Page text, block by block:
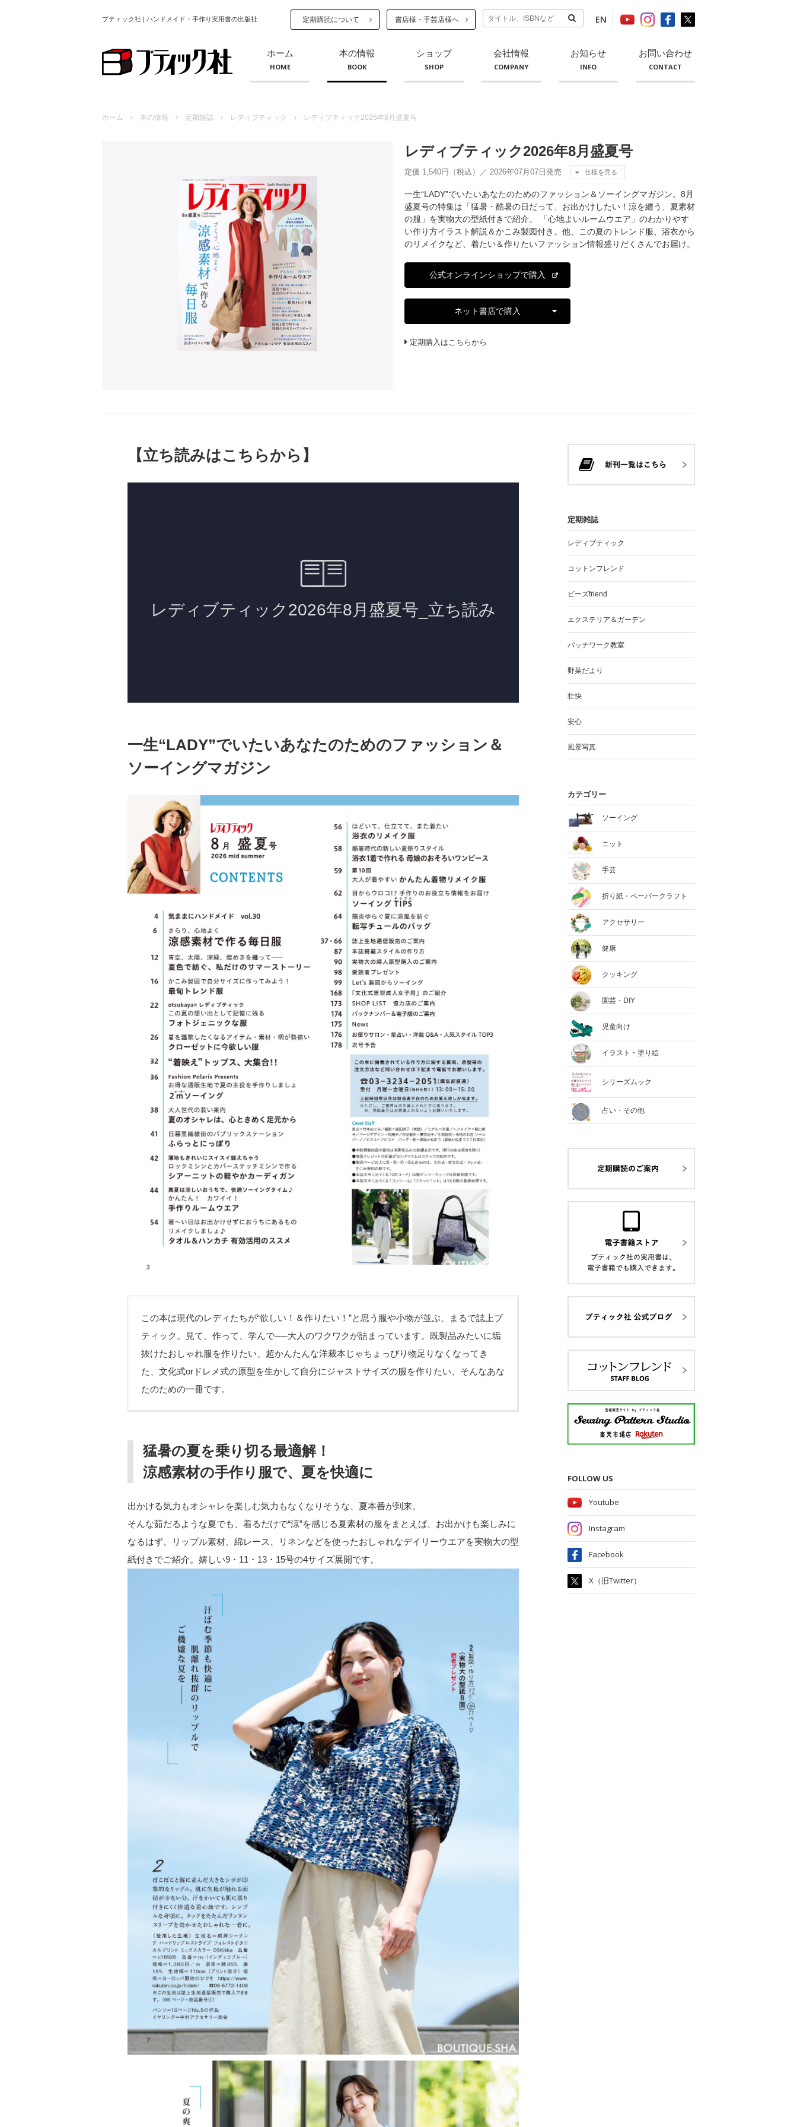
ブティック社 | ハンドメイド・手作り実用書の出版社 定期購読について 書店様・手芸店様へ EN
ホーム
HOME
本の情報
BOOK
ショップ
SHOP
会社情報
COMPANY
お知らせ
INFO
お問い合わせ
CONTACT
ホーム 本の情報 定期雑誌 レディブティック レディブティック2026年8月盛夏号
レディブティック2026年8月盛夏号
定価 1,540円（税込）／ 2026年07月07日発売 仕様を見る
一生“LADY”でいたいあなたのためのファッション＆ソーイングマガジン。8月
盛夏号の特集は「猛暑・酷暑の日だって、お出かけしたい！涼を纏う、夏素材
の服」を実物大の型紙付きで紹介。 「心地よいルームウエア」のわかりやす
い作り方イラスト解説＆かこみ製図付き。他、この夏のトレンド服、浴衣から
のリメイクなど、着たい＆作りたいファッション情報盛りだくさんでお届け。
公式オンラインショップで購入
ネット書店で購入
定期購入はこちらから
【立ち読みはこちらから】
一生“LADY”でいたいあなたのためのファッション＆
ソーイングマガジン
この本は現代のレディたちが“欲しい！＆作りたい！”と思う服や小物が並ぶ、まるで誌上ブ
ティック。見て、作って、学んで──大人のワクワクが詰まっています。既製品みたいに垢
抜けたおしゃれ服を作りたい、超かんたんな洋裁本じゃちょっぴり物足りなくなってき
た、文化式orドレメ式の原型を生かして自分にジャストサイズの服を作りたい、そんなあな
たのための一冊です。
猛暑の夏を乗り切る最適解！
涼感素材の手作り服で、夏を快適に
出かける気力もオシャレを楽しむ気力もなくなりそうな、夏本番が到来。
そんな茹だるような夏でも、着るだけで“涼”を感じる夏素材の服をまとえば、お出かけも楽しみに
なるはず。リップル素材、綿レース、リネンなどを使ったおしゃれなデイリーウエアを実物大の型
紙付きでご紹介。嬉しい9・11・13・15号の4サイズ展開です。
定期雑誌
レディブティック
コットンフレンド
ビーズfriend
エクステリア＆ガーデン
パッチワーク教室
野菜だより
壮快
安心
風景写真
カテゴリー
ソーイング
ニット
手芸
折り紙・ペーパークラフト
アクセサリー
健康
クッキング
園芸・DIY
児童向け
イラスト・塗り絵
シリーズムック
占い・その他
FOLLOW US
Youtube
Instagram
Facebook
X（旧Twitter）